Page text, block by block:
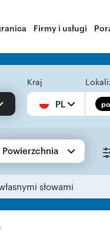
Firmy i usługi
Kraj
PL
Powierzchnia
słowami